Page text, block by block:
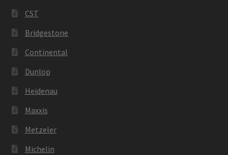
CST
Bridgestone
Continental
Dunlop
Heidenau
Maxxis
Metzeler
Michelin